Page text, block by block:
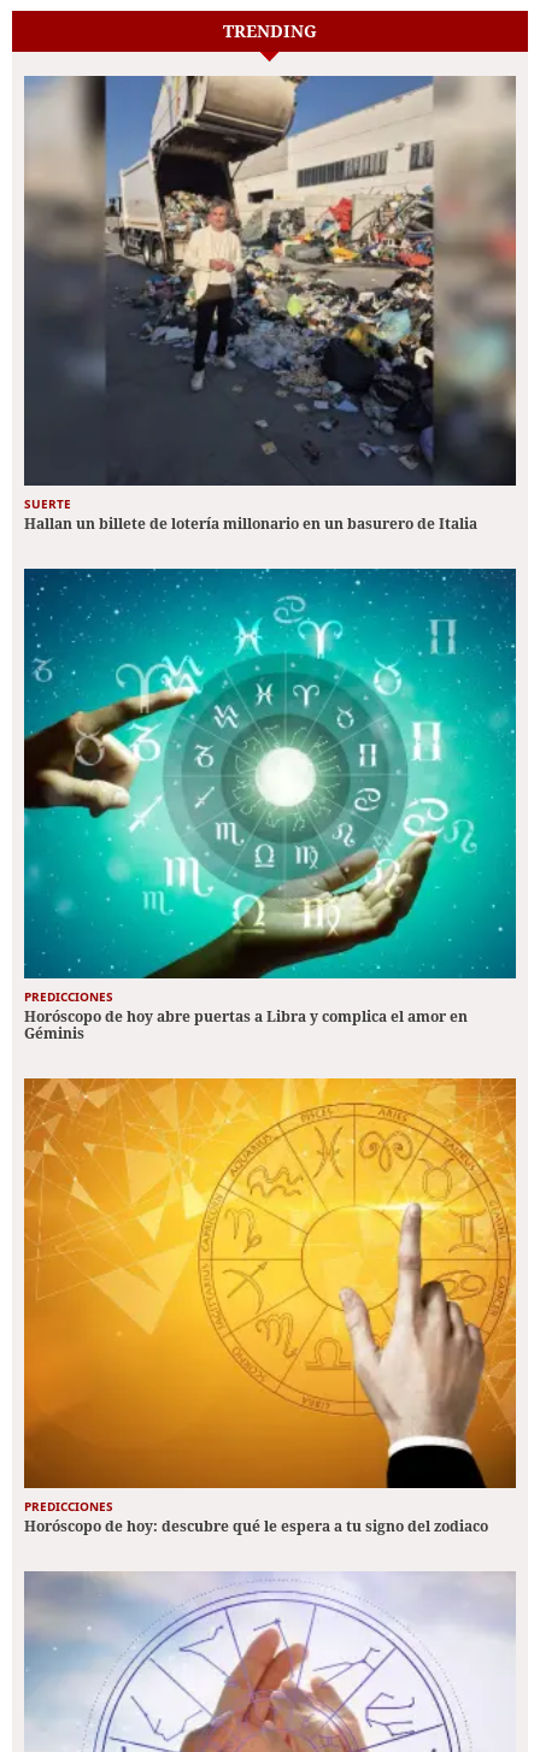
TRENDING
SUERTE
Hallan un billete de lotería millonario en un basurero de Italia
PREDICCIONES
Horóscopo de hoy abre puertas a Libra y complica el amor en
Géminis
PREDICCIONES
Horóscopo de hoy: descubre qué le espera a tu signo del zodiaco